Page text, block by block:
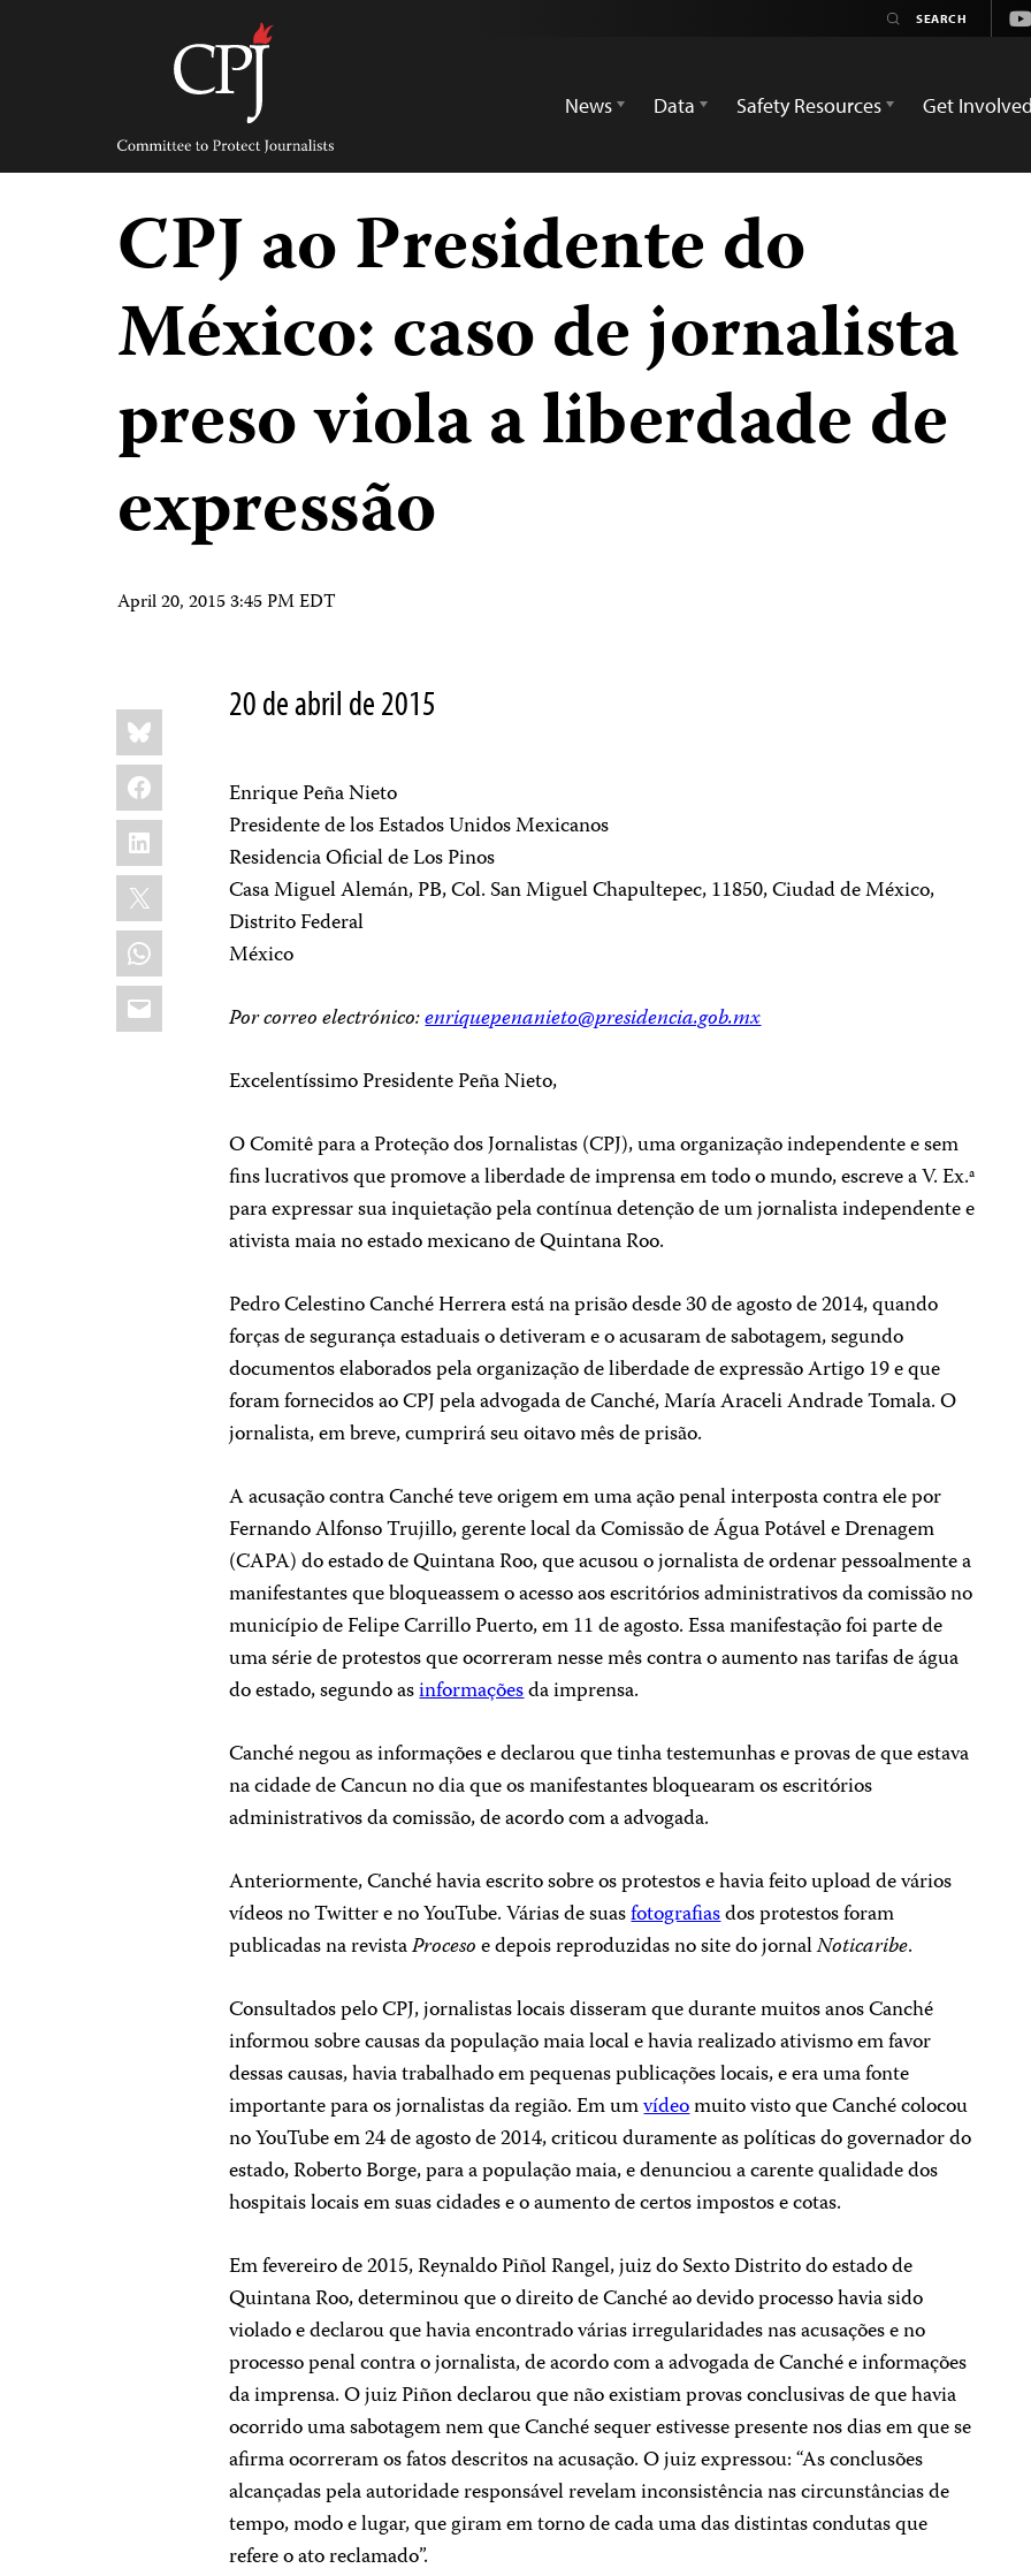
Committee
Protect
Journalists
News
Data Safety Resources Get Involved
CPJ ao Presidente do
México: caso de jornalista
preso viola a liberdade de
expressão
April 20, 2015 3:45 PM EDT
Share
this:
Bluesky
Facebook
LinkedIn
X
WhatsApp
Email
20 de abril de 2015
Enrique Peña Nieto
Presidente de los Estados Unidos Mexicanos
Residencia Oficial de Los Pinos
Casa Miguel Alemán, PB, Col. San Miguel Chapultepec, 11850, Ciudad de México,
Distrito Federal
México
Por correo electrónico:enriquepenanieto@presidencia.gob.mx
Excelentíssimo Presidente Peña Nieto,
O Comitê para a Proteção dos Jornalistas (CPJ), uma organização independente e sem
fins lucrativos que promove a liberdade de imprensa em todo o mundo, escreve a V. Ex.ª
para expressar sua inquietação pela contínua detenção de um jornalista independente e
ativista maia no estado mexicano de Quintana Roo.
Pedro Celestino Canché Herrera está na prisão desde 30 de agosto de 2014, quando
forças de segurança estaduais o detiveram e o acusaram de sabotagem, segundo
documentos elaborados pela organização de liberdade de expressão Artigo 19 e que
foram fornecidos ao CPJ pela advogada de Canché, María Araceli Andrade Tomala. O
jornalista, em breve, cumprirá seu oitavo mês de prisão.
A acusação contra Canché teve origem em uma ação penal interposta contra ele por
Fernando Alfonso Trujillo, gerente local da Comissão de Água Potável e Drenagem
(CAPA) do estado de Quintana Roo, que acusou o jornalista de ordenar pessoalmente a
manifestantes que bloqueassem o acesso aos escritórios administrativos da comissão no
município de Felipe Carrillo Puerto, em 11 de agosto. Essa manifestação foi parte de
uma série de protestos que ocorreram nesse mês contra o aumento nas tarifas de água
do estado, segundo asinformaçõesda imprensa.
Canché negou as informações e declarou que tinha testemunhas e provas de que estava
na cidade de Cancun no dia que os manifestantes bloquearam os escritórios
administrativos da comissão, de acordo com a advogada.
Anteriormente, Canché havia escrito sobre os protestos e havia feito upload de vários
vídeos no Twitter e no YouTube. Várias de suasfotografiasdos protestos foram
publicadas na revistaProcesoe depois reproduzidas no site do jornalNoticaribe.
Consultados pelo CPJ, jornalistas locais disseram que durante muitos anos Canché
informou sobre causas da população maia local e havia realizado ativismo em favor
dessas causas, havia trabalhado em pequenas publicações locais, e era uma fonte
importante para os jornalistas da região. Em umvídeomuito visto que Canché colocou
no YouTube em 24 de agosto de 2014, criticou duramente as políticas do governador do
estado, Roberto Borge, para a população maia, e denunciou a carente qualidade dos
hospitais locais em suas cidades e o aumento de certos impostos e cotas.
Em fevereiro de 2015, Reynaldo Piñol Rangel, juiz do Sexto Distrito do estado de
Quintana Roo, determinou que o direito de Canché ao devido processo havia sido
violado e declarou que havia encontrado várias irregularidades nas acusações e no
processo penal contra o jornalista, de acordo com a advogada de Canché e informações
da imprensa. O juiz Piñon declarou que não existiam provas conclusivas de que havia
ocorrido uma sabotagem nem que Canché sequer estivesse presente nos dias em que se
afirma ocorreram os fatos descritos na acusação. O juiz expressou: “As conclusões
alcançadas pela autoridade responsável revelam inconsistência nas circunstâncias de
tempo, modo e lugar, que giram em torno de cada uma das distintas condutas que
refere o ato reclamado”.